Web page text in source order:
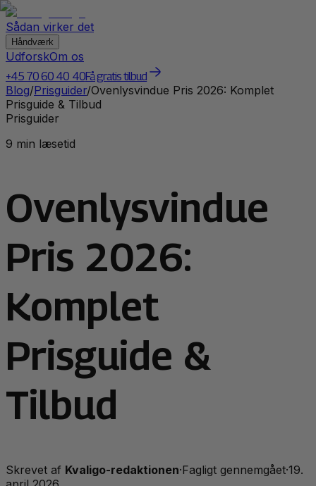
Sådan virker det
Håndværk
UdforskOm os
+45 70 60 40 40Få gratis tilbud
Blog/Prisguider/Ovenlysvindue Pris 2026: Komplet
Prisguide & Tilbud
Prisguider
9 min læsetid
Ovenlysvindue
Pris 2026:
Komplet
Prisguide &
Tilbud
Skrevet af Kvaligo-redaktionen·Fagligt gennemgået·19.